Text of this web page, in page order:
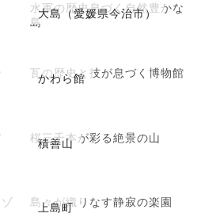
大島（愛媛県今治市）
水軍の歴史息づく自然豊かな
島
かわら館
瓦の歴史と技が息づく博物館
積善山
桜三千本が彩る絶景の山
上島町
島々が織りなす静寂の楽園